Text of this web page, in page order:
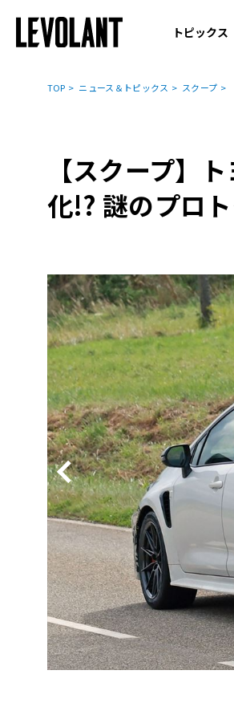
トピックス
ニュース
コラム
TOP ニュース＆トピックス スクープ
【スクープ】
化!? 謎のプロ